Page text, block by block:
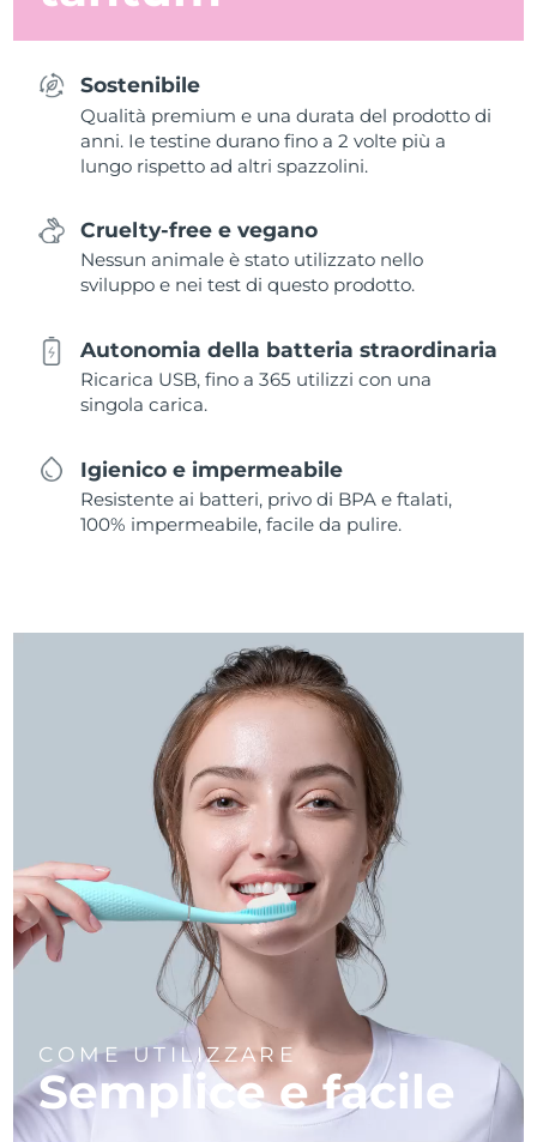
Sostenibile
Qualità premium e una durata del prodotto di
anni. Ie testine durano fino a 2 volte più a
lungo rispetto ad altri spazzolini.
Cruelty-free e vegano
Nessun animale è stato utilizzato nello
sviluppo e nei test di questo prodotto.
Autonomia della batteria straordinaria
Ricarica USB, fino a 365 utilizzi con una
singola carica.
Igienico e impermeabile
Resistente ai batteri, privo di BPA e ftalati,
100% impermeabile, facile da pulire.
COME UTILIZZARE
Semplice e facile